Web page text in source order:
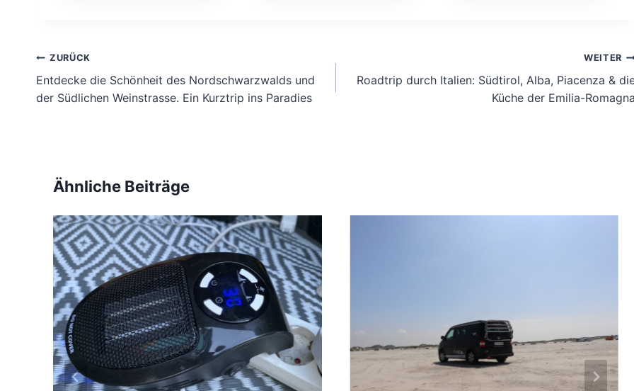
E
V
N
R
4
M
O
N
A
T
I
G
E
N
O
M
Beitragsnavigation
ZURÜCK
Entdecke die Schönheit des Nordschwarzwalds und
der Südlichen Weinstrasse. Ein Kurztrip ins Paradies
WEITER
Roadtrip durch Italien: Südtirol, Alba, Piacenza &
Küche der Emilia-Romagna
Ähnliche Beiträge